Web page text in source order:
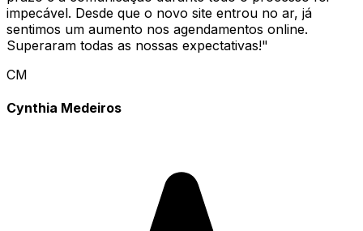
impecável. Desde que o novo site entrou no ar, já
sentimos um aumento nos agendamentos online.
Superaram todas as nossas expectativas!"
CM
Cynthia Medeiros